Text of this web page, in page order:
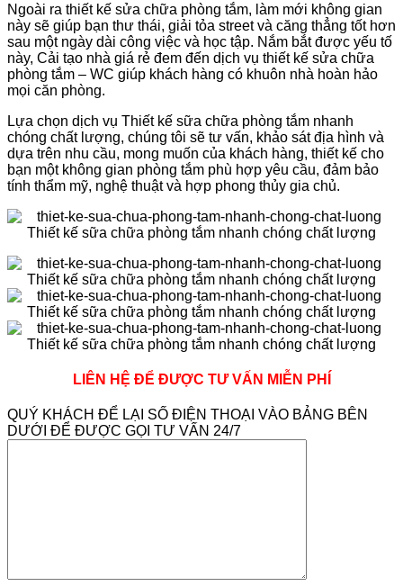
Ngoài ra thiết kế sửa chữa phòng tắm, làm mới không gian
này sẽ giúp bạn thư thái, giải tỏa street và căng thẳng tốt hơn
sau một ngày dài công việc và học tập. Nắm bắt được yếu tố
này, Cải tạo nhà giá rẻ đem đến dịch vụ thiết kế sửa chữa
phòng tắm – WC giúp khách hàng có khuôn nhà hoàn hảo
mọi căn phòng.
Lựa chọn dịch vụ Thiết kế sữa chữa phòng tắm nhanh
chóng chất lượng, chúng tôi sẽ tư vấn, khảo sát địa hình và
dựa trên nhu cầu, mong muốn của khách hàng, thiết kế cho
bạn một không gian phòng tắm phù hợp yêu cầu, đảm bảo
tính thẩm mỹ, nghệ thuật và hợp phong thủy gia chủ.
LIÊN HỆ ĐỂ ĐƯỢC TƯ VẤN MIỄN PHÍ
QUÝ KHÁCH ĐỂ LẠI SỐ ĐIỆN THOẠI VÀO BẢNG BÊN
DƯỚI ĐỂ ĐƯỢC GỌI TƯ VẤN 24/7